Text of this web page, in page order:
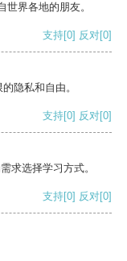
界各地的朋友。
支持[0] 反对[0]
隐私和自由。
支持[0] 反对[0]
求选择学习方式。
支持[0] 反对[0]